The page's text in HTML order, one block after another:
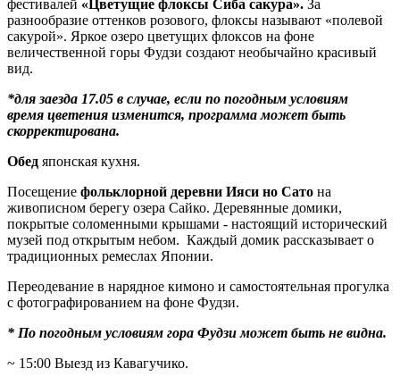
фестивалей «Цветущие флоксы Сиба сакура». За
разнообразие оттенков розового, флоксы называют «полевой
сакурой». Яркое озеро цветущих флоксов на фоне
величественной горы Фудзи создают необычайно красивый
вид.
*для заезда 17.05 в случае, если по погодным условиям
время цветения изменится, программа может быть
скорректирована.
Обед японская кухня.
Посещение фольклорной деревни Ияси но Сато на
живописном берегу озера Сайко. Деревянные домики,
покрытые соломенными крышами - настоящий исторический
музей под открытым небом. Каждый домик рассказывает о
традиционных ремеслах Японии.
Переодевание в нарядное кимоно и самостоятельная прогулка
с фотографированием на фоне Фудзи.
* По погодным условиям гора Фудзи может быть не видна.
~ 15:00 Выезд из Кавагучико.